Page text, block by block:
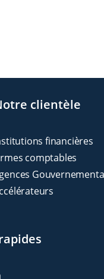
clientèle
financières
comptables